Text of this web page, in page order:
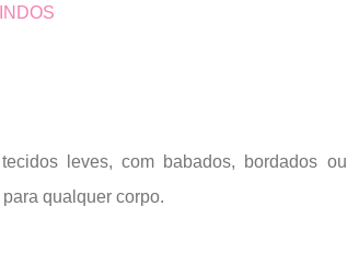
leves, com babados, bordados ou
qualquer corpo.